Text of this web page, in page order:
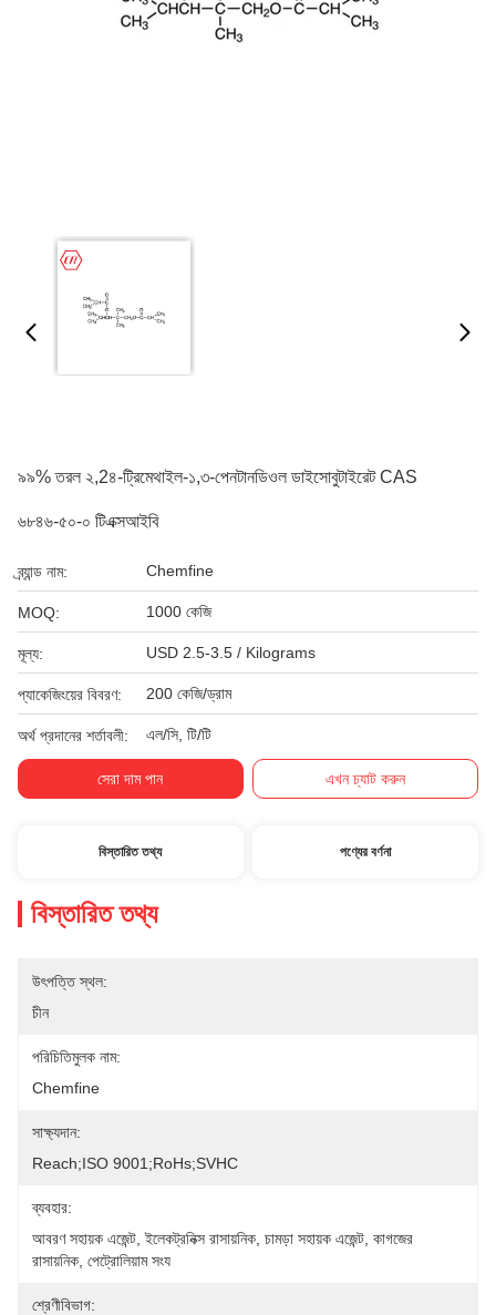
৯৯% তরল ২,2৪-ট্রিমেথাইল-১,৩-পেনটানডিওল ডাইসোবুটাইরেট CAS
৬৮৪৬-৫০-০ টিএক্সআইবি
ব্র্যান্ড নাম: Chemfine
MOQ: 1000 কেজি
মূল্য: USD 2.5-3.5 / Kilograms
প্যাকেজিংয়ের বিবরণ: 200 কেজি/ড্রাম
অর্থ প্রদানের শর্তাবলী: এল/সি, টি/টি
সেরা দাম পান এখন চ্যাট করুন
বিস্তারিত তথ্য পণ্যের বর্ণনা
বিস্তারিত তথ্য
উৎপত্তি স্থল:
চীন
পরিচিতিমুলক নাম:
Chemfine
সাক্ষ্যদান:
Reach;ISO 9001;RoHs;SVHC
ব্যবহার:
আবরণ সহায়ক এজেন্ট, ইলেকট্রনিক্স রাসায়নিক, চামড়া সহায়ক এজেন্ট, কাগজের
রাসায়নিক, পেট্রোলিয়াম সংয
শ্রেণীবিভাগ: